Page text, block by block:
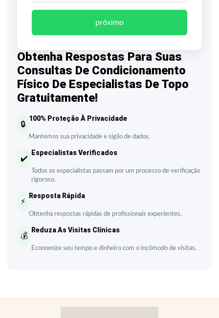
Obtenha Respostas Para Suas
Consultas De Condicionamento
Físico De Especialistas De Topo
Gratuitamente!
🔒
100% Proteção À Privacidade
Mantemos sua privacidade e sigilo de dados.
✔️
Especialistas Verificados
Todos os especialistas passam por um processo de verificação
rigoroso.
⚡
Resposta Rápida
Obtenha respostas rápidas de profissionais experientes.
💰
Reduza As Visitas Clínicas
Economize seu tempo e dinheiro com o incômodo de visitas.
próximo